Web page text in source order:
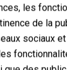
les
de la
sociaux